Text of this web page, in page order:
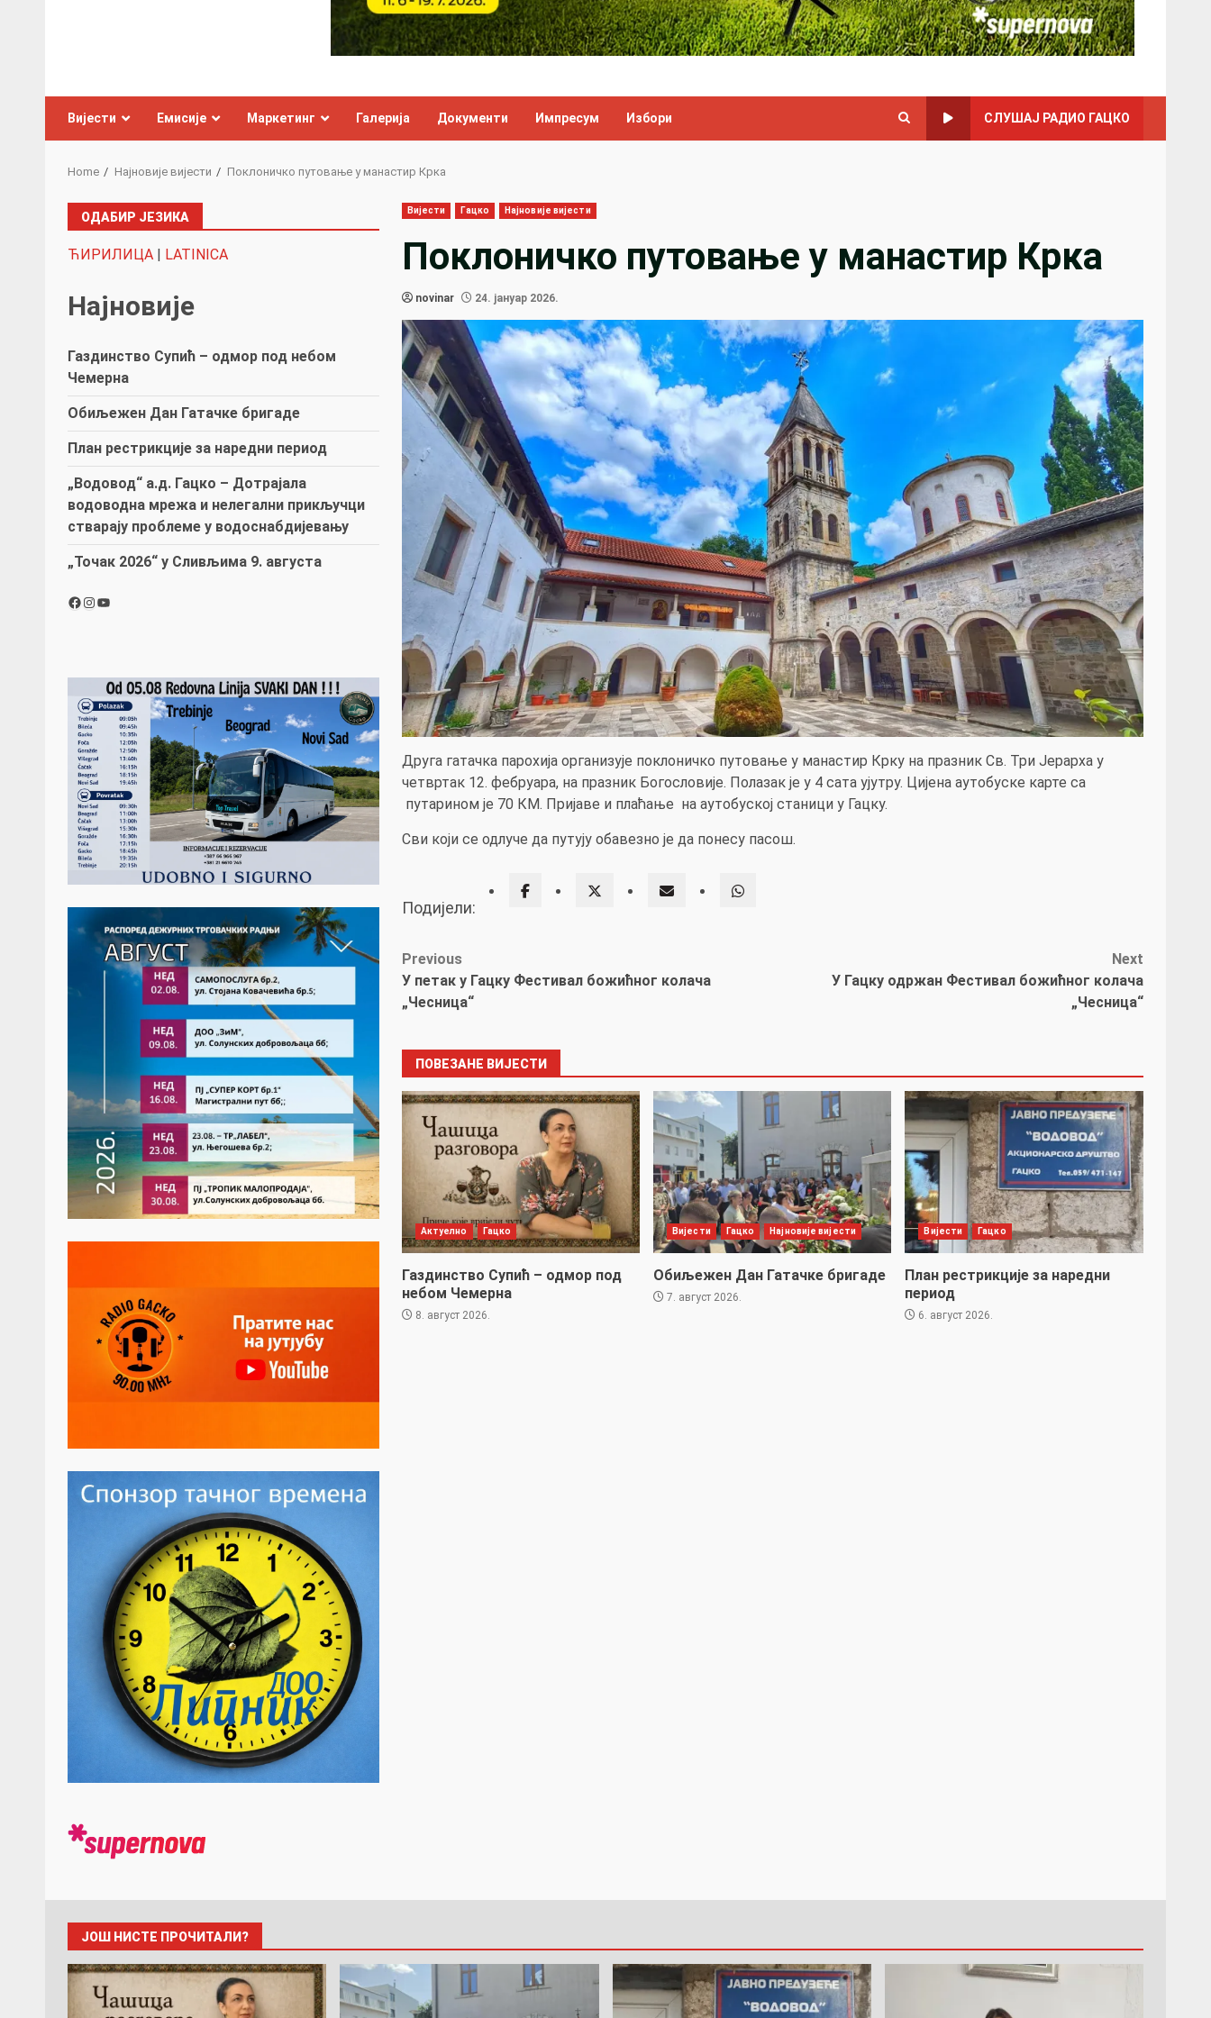
Вијести Емисије Маркетинг Галерија Документи Импресум Избори СЛУШАЈ РАДИО ГАЦКО
Home Најновије вијести Поклоничко путовање у манастир Крка
Вијести Гацко Најновије вијести
Поклоничко путовање у манастир Крка
novinar 24. јануар 2026.
Друга гатачка парохија организује поклоничко путовање у манастир Крку на празник Св. Три Јерарха у
четвртак 12. фебруара, на празник Богословије. Полазак је у 4 сата ујутру. Цијена аутобуске карте са
путарином је 70 КМ. Пријаве и плаћање на аутобуској станици у Гацку.
Сви који се одлуче да путују обавезно је да понесу пасош.
Подијели:
Post
navigation
Previous
У петак у Гацку Фестивал божићног колача
„Чесница“
Next
У Гацку одржан Фестивал божићног колача
„Чесница“
ПОВЕЗАНЕ ВИЈЕСТИ
Актуелно Гацко
Газдинство Супић – одмор под
небом Чемерна
8. август 2026.
Вијести Гацко Најновије вијести
Обиљежен Дан Гатачке бригаде
7. август 2026.
Вијести Гацко
План рестрикције за наредни
период
6. август 2026.
ОДАБИР ЈЕЗИКА
ЋИРИЛИЦА | LATINICA
Најновије
Газдинство Супић – одмор под небом
Чемерна
Обиљежен Дан Гатачке бригаде
План рестрикције за наредни период
„Водовод“ а.д. Гацко – Дотрајала
водоводна мрежа и нелегални прикључци
стварају проблеме у водоснабдијевању
„Точак 2026“ у Сливљима 9. августа
Facebook
Instagram
YouTube
ЈОШ НИСТЕ ПРОЧИТАЛИ?